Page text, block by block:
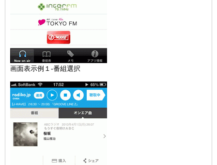
画面表示例１-番組選択